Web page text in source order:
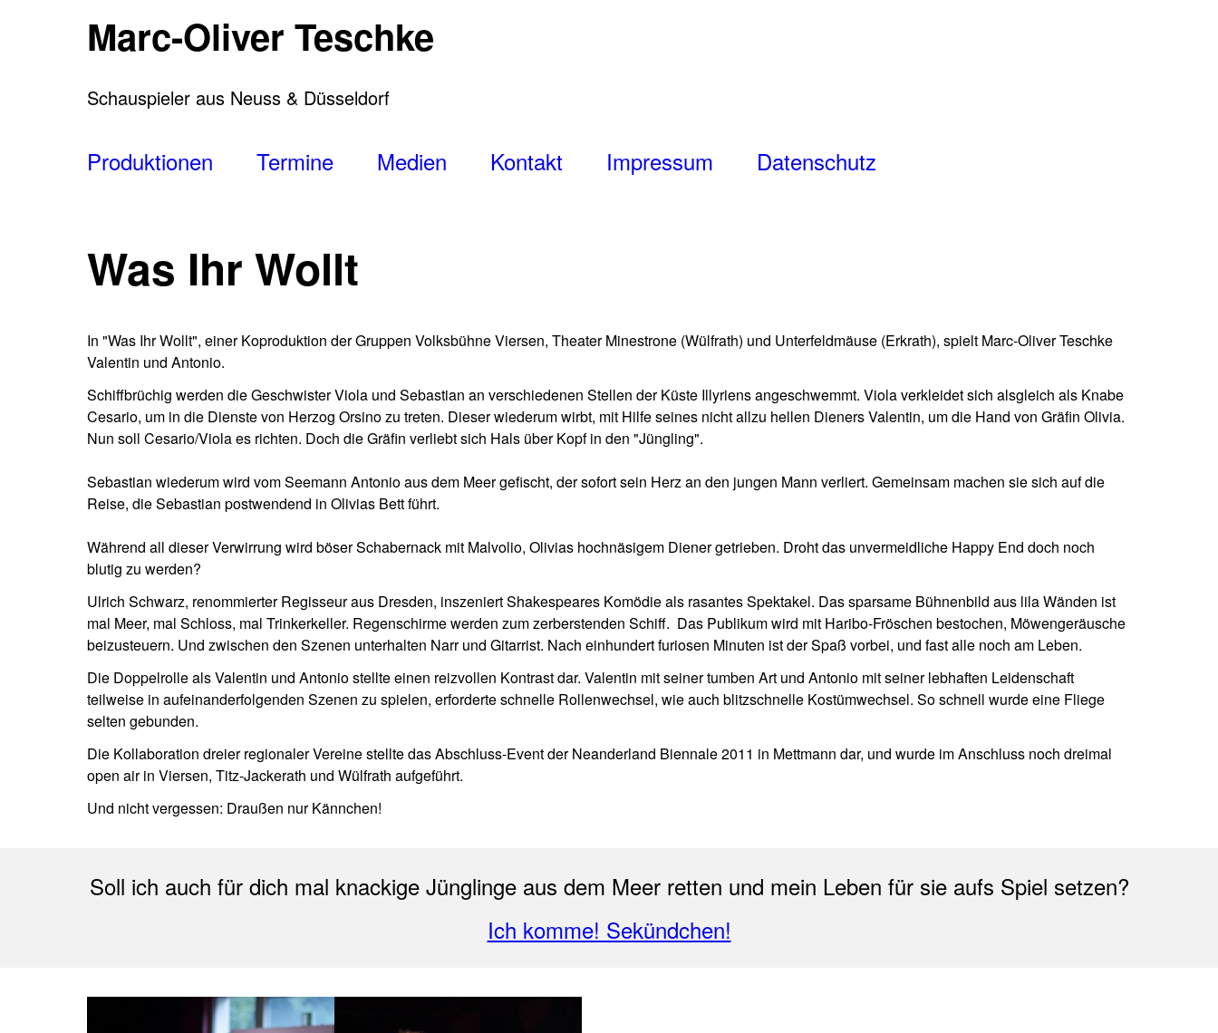
Marc-Oliver Teschke
Schauspieler aus Neuss & Düsseldorf
Produktionen Termine Medien Kontakt Impressum Datenschutz
Was Ihr Wollt
In "Was Ihr Wollt", einer Koproduktion der Gruppen Volksbühne Viersen, Theater Minestrone (Wülfrath) und Unterfeldmäuse (Erkrath), spielt Marc-Oliver Teschke
Valentin und Antonio.
Schiffbrüchig werden die Geschwister Viola und Sebastian an verschiedenen Stellen der Küste Illyriens angeschwemmt. Viola verkleidet sich alsgleich als Knabe
Cesario, um in die Dienste von Herzog Orsino zu treten. Dieser wiederum wirbt, mit Hilfe seines nicht allzu hellen Dieners Valentin, um die Hand von Gräfin Olivia.
Nun soll Cesario/Viola es richten. Doch die Gräfin verliebt sich Hals über Kopf in den "Jüngling".
Sebastian wiederum wird vom Seemann Antonio aus dem Meer gefischt, der sofort sein Herz an den jungen Mann verliert. Gemeinsam machen sie sich auf die
Reise, die Sebastian postwendend in Olivias Bett führt.
Während all dieser Verwirrung wird böser Schabernack mit Malvolio, Olivias hochnäsigem Diener getrieben. Droht das unvermeidliche Happy End doch noch
blutig zu werden?
Ulrich Schwarz, renommierter Regisseur aus Dresden, inszeniert Shakespeares Komödie als rasantes Spektakel. Das sparsame Bühnenbild aus lila Wänden ist
mal Meer, mal Schloss, mal Trinkerkeller. Regenschirme werden zum zerberstenden Schiff. Das Publikum wird mit Haribo-Fröschen bestochen, Möwengeräusche
beizusteuern. Und zwischen den Szenen unterhalten Narr und Gitarrist. Nach einhundert furiosen Minuten ist der Spaß vorbei, und fast alle noch am Leben.
Die Doppelrolle als Valentin und Antonio stellte einen reizvollen Kontrast dar. Valentin mit seiner tumben Art und Antonio mit seiner lebhaften Leidenschaft
teilweise in aufeinanderfolgenden Szenen zu spielen, erforderte schnelle Rollenwechsel, wie auch blitzschnelle Kostümwechsel. So schnell wurde eine Fliege
selten gebunden.
Die Kollaboration dreier regionaler Vereine stellte das Abschluss-Event der Neanderland Biennale 2011 in Mettmann dar, und wurde im Anschluss noch dreimal
open air in Viersen, Titz-Jackerath und Wülfrath aufgeführt.
Und nicht vergessen: Draußen nur Kännchen!
Soll ich auch für dich mal knackige Jünglinge aus dem Meer retten und mein Leben für sie aufs Spiel setzen?
Ich komme! Sekündchen!